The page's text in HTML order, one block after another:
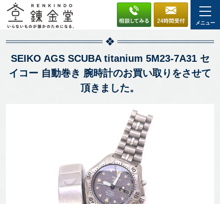
メニュー
SEIKO AGS SCUBA titanium 5M23-7A31 セ
イコー 自動巻き 腕時計のお買い取りをさせて
頂きました。